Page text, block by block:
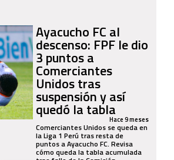
Ayacucho FC al
descenso: FPF le dio
3 puntos a
Comerciantes
Unidos tras
suspensión y así
quedó la tablaHace 9 meses
Comerciantes Unidos se queda en
la Liga 1 Perú tras resta de
puntos a Ayacucho FC. Revisa
cómo queda la tabla acumulada